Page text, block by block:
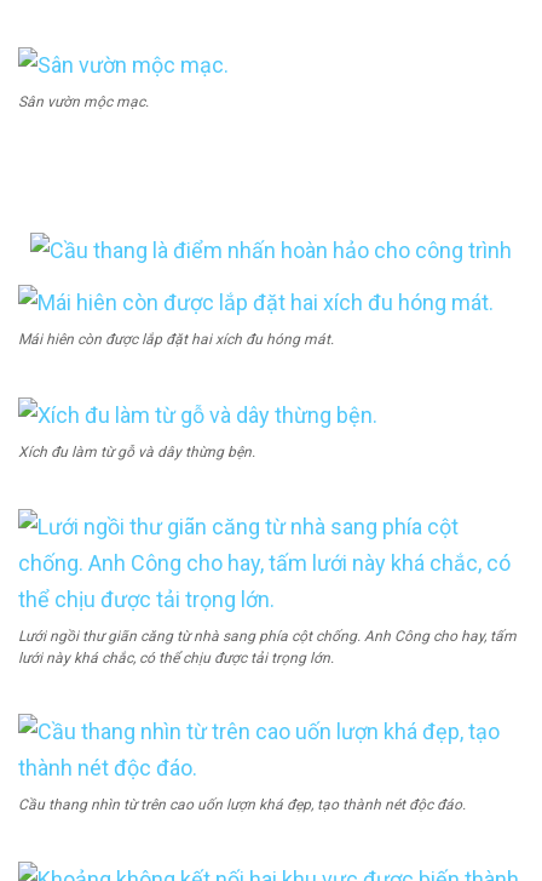
Sân vườn mộc mạc.
Mái hiên còn được lắp đặt hai xích đu hóng mát.
Xích đu làm từ gỗ và dây thừng bện.
Lưới ngồi thư giãn căng từ nhà sang phía cột chống. Anh Công cho hay, tấm
lưới này khá chắc, có thể chịu được tải trọng lớn.
Cầu thang nhìn từ trên cao uốn lượn khá đẹp, tạo thành nét độc đáo.